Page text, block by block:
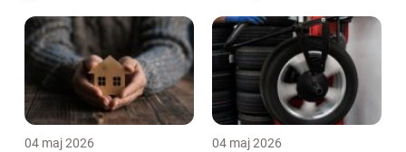
04 maj 2026 04 maj 2026